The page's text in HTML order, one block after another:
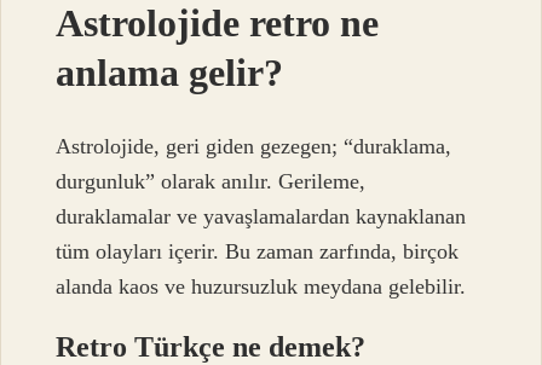
Astrolojide retro ne
anlama gelir?
Astrolojide, geri giden gezegen; “duraklama,
durgunluk” olarak anılır. Gerileme,
duraklamalar ve yavaşlamalardan kaynaklanan
tüm olayları içerir. Bu zaman zarfında, birçok
alanda kaos ve huzursuzluk meydana gelebilir.
Retro Türkçe ne demek?